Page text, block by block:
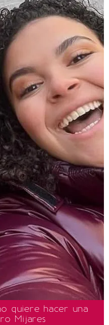
quiere hacer una
Mijares